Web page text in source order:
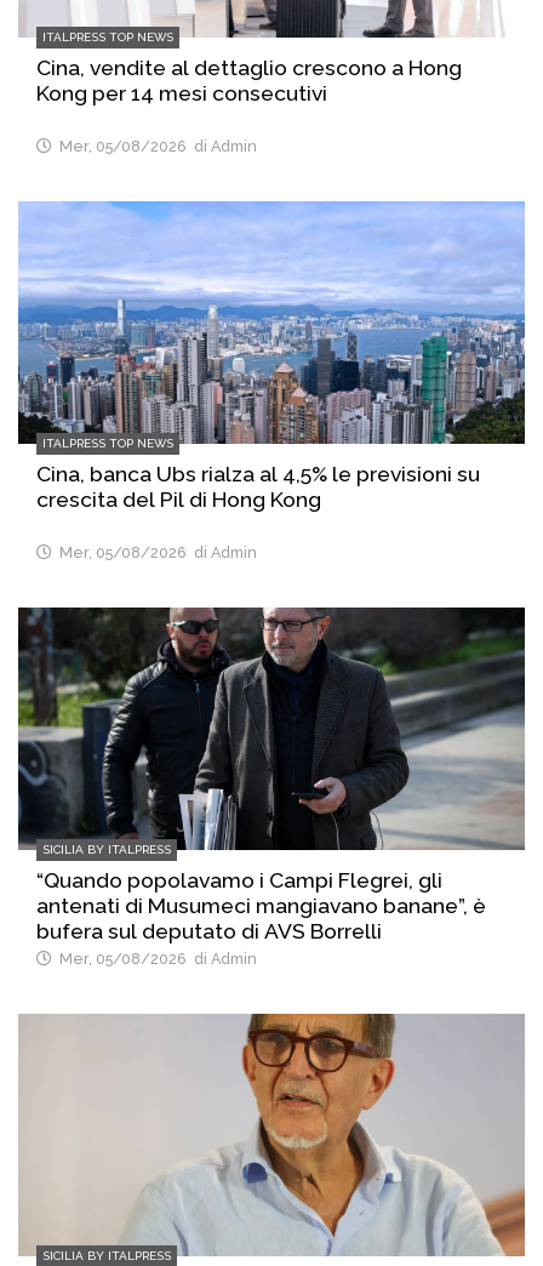
ITALPRESS TOP NEWS
Cina, vendite al dettaglio crescono a Hong
Kong per 14 mesi consecutivi
Mer, 05/08/2026 di Admin
ITALPRESS TOP NEWS
Cina, banca Ubs rialza al 4,5% le previsioni su
crescita del Pil di Hong Kong
Mer, 05/08/2026 di Admin
SICILIA BY ITALPRESS
“Quando popolavamo i Campi Flegrei, gli
antenati di Musumeci mangiavano banane”, è
bufera sul deputato di AVS Borrelli
Mer, 05/08/2026 di Admin
SICILIA BY ITALPRESS